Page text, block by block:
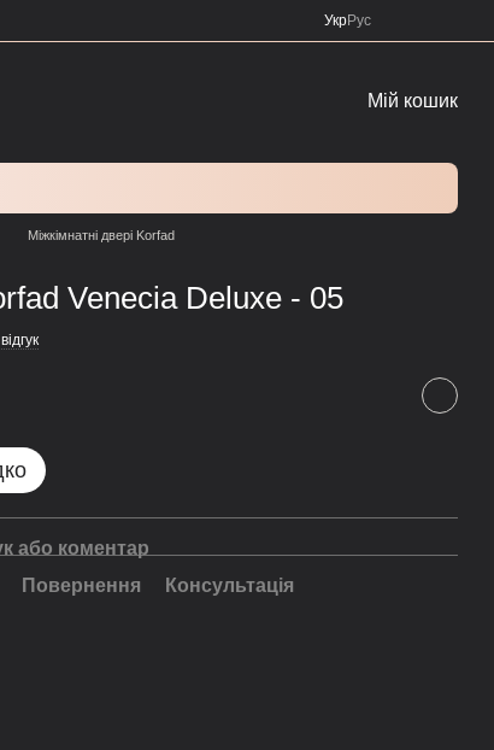
УкрРус
Мій кошик
Міжкімнатні двері Korfad
Venecia Deluxe - 05
або коментар
Повернення Консультація